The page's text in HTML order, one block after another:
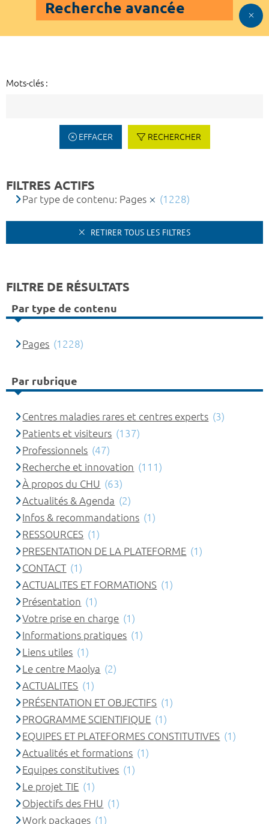
Recherche avancée
Mots-clés :
EFFACER RECHERCHER
FILTRES ACTIFS
Par type de contenu: Pages (1228)
RETIRER TOUS LES FILTRES
FILTRE DE RÉSULTATS
Par type de contenu
Pages (1228)
Par rubrique
Centres maladies rares et centres experts (3)
Patients et visiteurs (137)
Professionnels (47)
Recherche et innovation (111)
À propos du CHU (63)
Actualités & Agenda (2)
Infos & recommandations (1)
RESSOURCES (1)
PRESENTATION DE LA PLATEFORME (1)
CONTACT (1)
ACTUALITES ET FORMATIONS (1)
Présentation (1)
Votre prise en charge (1)
Informations pratiques (1)
Liens utiles (1)
Le centre Maolya (2)
ACTUALITES (1)
PRÉSENTATION ET OBJECTIFS (1)
PROGRAMME SCIENTIFIQUE (1)
EQUIPES ET PLATEFORMES CONSTITUTIVES (1)
Actualités et formations (1)
Equipes constitutives (1)
Le projet TIE (1)
Objectifs des FHU (1)
Work packages (1)